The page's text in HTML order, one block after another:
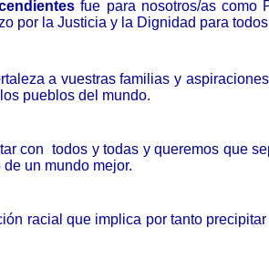
fue para nosotros/as como
por la Justicia y la Dignidad para
a vuestras familias y
pueblos del mundo.
con todos y todas y queremos que
un mundo mejor.
racial que implica por tanto